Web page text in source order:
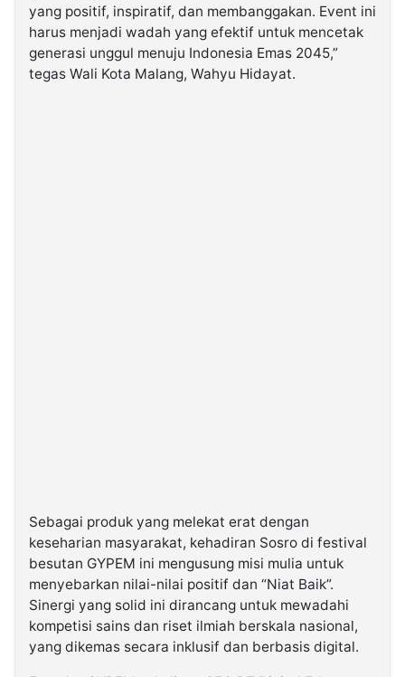
yang positif, inspiratif, dan membanggakan. Event ini
harus menjadi wadah yang efektif untuk mencetak
generasi unggul menuju Indonesia Emas 2045,”
tegas Wali Kota Malang, Wahyu Hidayat.
Sebagai produk yang melekat erat dengan
keseharian masyarakat, kehadiran Sosro di festival
besutan GYPEM ini mengusung misi mulia untuk
menyebarkan nilai-nilai positif dan “Niat Baik”.
Sinergi yang solid ini dirancang untuk mewadahi
kompetisi sains dan riset ilmiah berskala nasional,
yang dikemas secara inklusif dan berbasis digital.